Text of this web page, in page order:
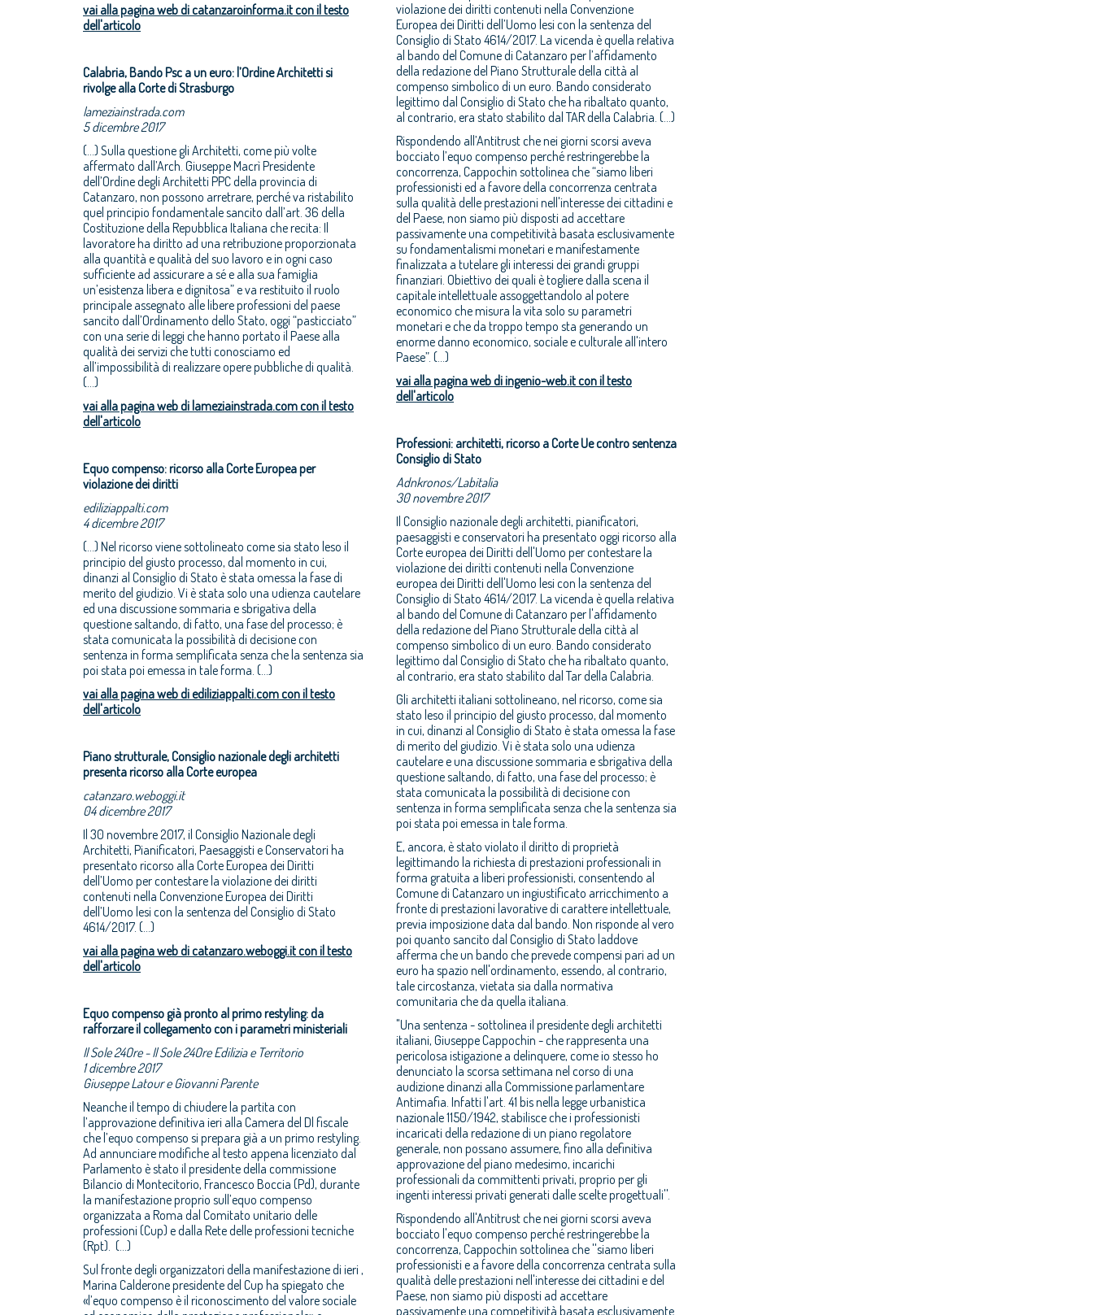
vai alla pagina web di catanzaroinforma.it con il testo
dell'articolo
Calabria, Bando Psc a un euro: l’Ordine Architetti si
rivolge alla Corte di Strasburgo
lameziainstrada.com
5 dicembre 2017
(...) Sulla questione gli Architetti, come più volte
affermato dall’Arch. Giuseppe Macrì Presidente
dell’Ordine degli Architetti PPC della provincia di
Catanzaro, non possono arretrare, perché va ristabilito
quel principio fondamentale sancito dall’art. 36 della
Costituzione della Repubblica Italiana che recita: Il
lavoratore ha diritto ad una retribuzione proporzionata
alla quantità e qualità del suo lavoro e in ogni caso
sufficiente ad assicurare a sé e alla sua famiglia
un’esistenza libera e dignitosa” e va restituito il ruolo
principale assegnato alle libere professioni del paese
sancito dall’Ordinamento dello Stato, oggi “pasticciato”
con una serie di leggi che hanno portato il Paese alla
qualità dei servizi che tutti conosciamo ed
all’impossibilità di realizzare opere pubbliche di qualità.
(...)
vai alla pagina web di lameziainstrada.com con il testo
dell'articolo
Equo compenso: ricorso alla Corte Europea per
violazione dei diritti
ediliziappalti.com
4 dicembre 2017
(...) Nel ricorso viene sottolineato come sia stato leso il
principio del giusto processo, dal momento in cui,
dinanzi al Consiglio di Stato è stata omessa la fase di
merito del giudizio. Vi è stata solo una udienza cautelare
ed una discussione sommaria e sbrigativa della
questione saltando, di fatto, una fase del processo; è
stata comunicata la possibilità di decisione con
sentenza in forma semplificata senza che la sentenza sia
poi stata poi emessa in tale forma. (...)
vai alla pagina web di ediliziappalti.com con il testo
dell'articolo
Piano strutturale, Consiglio nazionale degli architetti
presenta ricorso alla Corte europea
catanzaro.weboggi.it
04 dicembre 2017
Il 30 novembre 2017, il Consiglio Nazionale degli
Architetti, Pianificatori, Paesaggisti e Conservatori ha
presentato ricorso alla Corte Europea dei Diritti
dell’Uomo per contestare la violazione dei diritti
contenuti nella Convenzione Europea dei Diritti
dell’Uomo lesi con la sentenza del Consiglio di Stato
4614/2017. (...)
vai alla pagina web di catanzaro.weboggi.it con il testo
dell'articolo
Equo compenso già pronto al primo restyling: da
rafforzare il collegamento con i parametri ministeriali
Il Sole 24Ore - Il Sole 24Ore Edilizia e Territorio
1 dicembre 2017
Giuseppe Latour e Giovanni Parente
Neanche il tempo di chiudere la partita con
l’approvazione definitiva ieri alla Camera del Dl fiscale
che l’equo compenso si prepara già a un primo restyling.
Ad annunciare modifiche al testo appena licenziato dal
Parlamento è stato il presidente della commissione
Bilancio di Montecitorio, Francesco Boccia (Pd), durante
la manifestazione proprio sull’equo compenso
organizzata a Roma dal Comitato unitario delle
professioni (Cup) e dalla Rete delle professioni tecniche
(Rpt). (...)
Sul fronte degli organizzatori della manifestazione di ieri ,
Marina Calderone presidente del Cup ha spiegato che
«l’equo compenso è il riconoscimento del valore sociale
violazione dei diritti contenuti nella Convenzione
Europea dei Diritti dell’Uomo lesi con la sentenza del
Consiglio di Stato 4614/2017. La vicenda è quella relativa
al bando del Comune di Catanzaro per l’affidamento
della redazione del Piano Strutturale della città al
compenso simbolico di un euro. Bando considerato
legittimo dal Consiglio di Stato che ha ribaltato quanto,
al contrario, era stato stabilito dal TAR della Calabria. (...)
Rispondendo all’Antitrust che nei giorni scorsi aveva
bocciato l’equo compenso perché restringerebbe la
concorrenza, Cappochin sottolinea che “siamo liberi
professionisti ed a favore della concorrenza centrata
sulla qualità delle prestazioni nell'interesse dei cittadini e
del Paese, non siamo più disposti ad accettare
passivamente una competitività basata esclusivamente
su fondamentalismi monetari e manifestamente
finalizzata a tutelare gli interessi dei grandi gruppi
finanziari. Obiettivo dei quali è togliere dalla scena il
capitale intellettuale assoggettandolo al potere
economico che misura la vita solo su parametri
monetari e che da troppo tempo sta generando un
enorme danno economico, sociale e culturale all'intero
Paese”. (...)
vai alla pagina web di ingenio-web.it con il testo
dell'articolo
Professioni: architetti, ricorso a Corte Ue contro sentenza
Consiglio di Stato
Adnkronos/Labitalia
30 novembre 2017
Il Consiglio nazionale degli architetti, pianificatori,
paesaggisti e conservatori ha presentato oggi ricorso alla
Corte europea dei Diritti dell'Uomo per contestare la
violazione dei diritti contenuti nella Convenzione
europea dei Diritti dell'Uomo lesi con la sentenza del
Consiglio di Stato 4614/2017. La vicenda è quella relativa
al bando del Comune di Catanzaro per l'affidamento
della redazione del Piano Strutturale della città al
compenso simbolico di un euro. Bando considerato
legittimo dal Consiglio di Stato che ha ribaltato quanto,
al contrario, era stato stabilito dal Tar della Calabria.
Gli architetti italiani sottolineano, nel ricorso, come sia
stato leso il principio del giusto processo, dal momento
in cui, dinanzi al Consiglio di Stato è stata omessa la fase
di merito del giudizio. Vi è stata solo una udienza
cautelare e una discussione sommaria e sbrigativa della
questione saltando, di fatto, una fase del processo; è
stata comunicata la possibilità di decisione con
sentenza in forma semplificata senza che la sentenza sia
poi stata poi emessa in tale forma.
E, ancora, è stato violato il diritto di proprietà
legittimando la richiesta di prestazioni professionali in
forma gratuita a liberi professionisti, consentendo al
Comune di Catanzaro un ingiustificato arricchimento a
fronte di prestazioni lavorative di carattere intellettuale,
previa imposizione data dal bando. Non risponde al vero
poi quanto sancito dal Consiglio di Stato laddove
afferma che un bando che prevede compensi pari ad un
euro ha spazio nell'ordinamento, essendo, al contrario,
tale circostanza, vietata sia dalla normativa
comunitaria che da quella italiana.
"Una sentenza - sottolinea il presidente degli architetti
italiani, Giuseppe Cappochin - che rappresenta una
pericolosa istigazione a delinquere, come io stesso ho
denunciato la scorsa settimana nel corso di una
audizione dinanzi alla Commissione parlamentare
Antimafia. Infatti l'art. 41 bis nella legge urbanistica
nazionale 1150/1942, stabilisce che i professionisti
incaricati della redazione di un piano regolatore
generale, non possano assumere, fino alla definitiva
approvazione del piano medesimo, incarichi
professionali da committenti privati, proprio per gli
ingenti interessi privati generati dalle scelte progettuali''.
Rispondendo all'Antitrust che nei giorni scorsi aveva
bocciato l'equo compenso perché restringerebbe la
concorrenza, Cappochin sottolinea che ''siamo liberi
professionisti e a favore della concorrenza centrata sulla
qualità delle prestazioni nell'interesse dei cittadini e del
Paese, non siamo più disposti ad accettare
passivamente una competitività basata esclusivamente